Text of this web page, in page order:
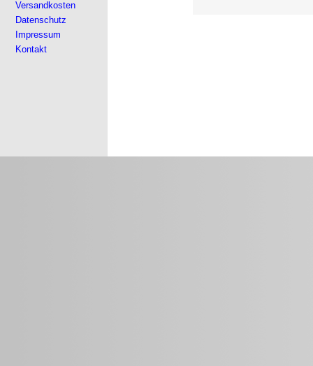
Versandkosten
Datenschutz
Impressum
Kontakt